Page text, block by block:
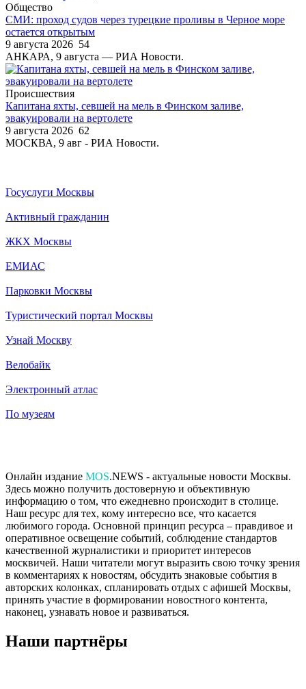
Общество
СМИ: проход судов через турецкие проливы в Черное море
остается открытым
9 августа 2026 54
АНКАРА, 9 августа — РИА Новости.
Происшествия
Капитана яхты, севшей на мель в Финском заливе,
эвакуировали на вертолете
9 августа 2026 62
МОСКВА, 9 авг - РИА Новости.
Госуслуги Москвы
Активный гражданин
ЖКХ Москвы
ЕМИАС
Парковки Москвы
Туристический портал Москвы
Узнай Москву
Велобайк
Электронный атлас
По музеям
Онлайн издание MOS.NEWS - актуальные новости Москвы.
Здесь можно получить достоверную и объективную
информацию о том, что ежедневно происходит в столице.
Наш ресурс для тех, кому интересно все, что касается
любимого города. Основной принцип ресурса – правдивое и
оперативное освещение событий, соблюдение стандартов
качественной журналистики и приоритет интересов
москвичей. Наши читатели могут выразить свою точку зрения
в комментариях к новостям, обсудить знаковые события в
авторских колонках, спланировать отдых с афишей Москвы,
принять участие в формировании новостного контента,
наконец, узнавать новое и развиваться.
Наши партнёры